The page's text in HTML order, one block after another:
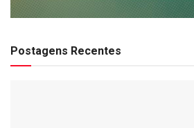
Postagens Recentes